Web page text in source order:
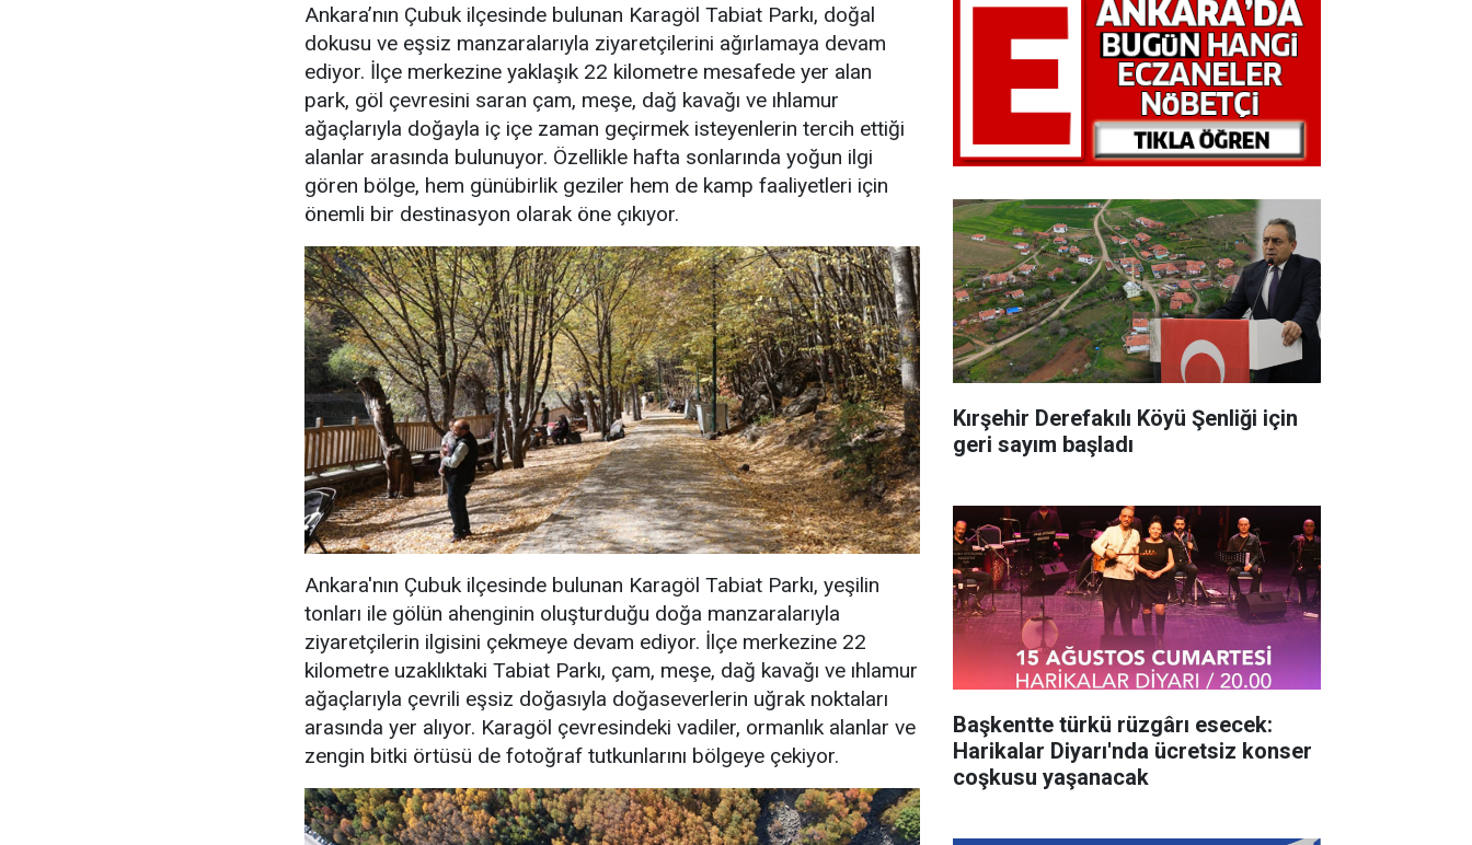
Ankara’nın Çubuk ilçesinde bulunan Karagöl Tabiat Parkı, doğal
dokusu ve eşsiz manzaralarıyla ziyaretçilerini ağırlamaya devam
ediyor. İlçe merkezine yaklaşık 22 kilometre mesafede yer alan
park, göl çevresini saran çam, meşe, dağ kavağı ve ıhlamur
ağaçlarıyla doğayla iç içe zaman geçirmek isteyenlerin tercih ettiği
alanlar arasında bulunuyor. Özellikle hafta sonlarında yoğun ilgi
gören bölge, hem günübirlik geziler hem de kamp faaliyetleri için
önemli bir destinasyon olarak öne çıkıyor.
Ankara'nın Çubuk ilçesinde bulunan Karagöl Tabiat Parkı, yeşilin
tonları ile gölün ahenginin oluşturduğu doğa manzaralarıyla
ziyaretçilerin ilgisini çekmeye devam ediyor. İlçe merkezine 22
kilometre uzaklıktaki Tabiat Parkı, çam, meşe, dağ kavağı ve ıhlamur
ağaçlarıyla çevrili eşsiz doğasıyla doğaseverlerin uğrak noktaları
arasında yer alıyor. Karagöl çevresindeki vadiler, ormanlık alanlar ve
zengin bitki örtüsü de fotoğraf tutkunlarını bölgeye çekiyor.
Kırşehir Derefakılı Köyü Şenliği için
geri sayım başladı
Başkentte türkü rüzgârı esecek:
Harikalar Diyarı'nda ücretsiz konser
coşkusu yaşanacak